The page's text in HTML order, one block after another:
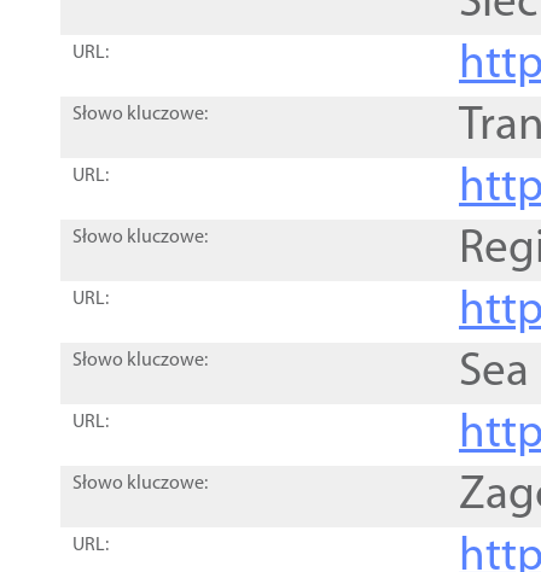
URL:
Słowo kluczowe:
URL:
Słowo kluczowe:
URL:
Słowo kluczowe:
URL:
Słowo kluczowe:
URL: